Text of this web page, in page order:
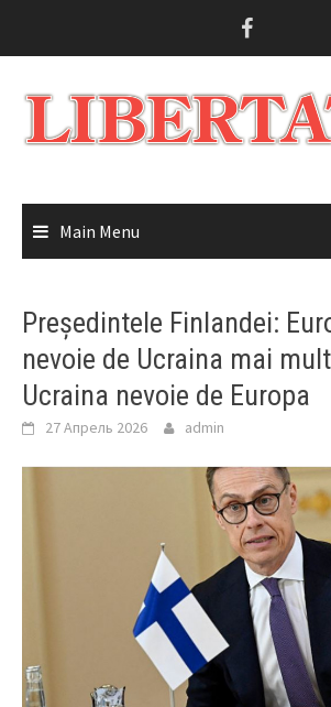
Main Menu
Președintele Finlandei:
nevoie de Ucraina mai
Ucraina nevoie de Europa
27 Апрель 2026 admin